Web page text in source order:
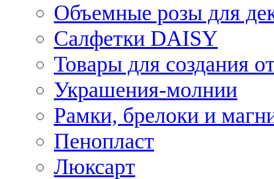
Объемные розы для
Салфетки DAISY
Товары для создания
Украшения-молнии
Рамки, брелоки и
Пенопласт
Люксарт